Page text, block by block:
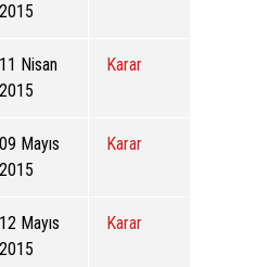
2015
11 Nisan
2015
Karar
09 Mayıs
2015
Karar
12 Mayıs
2015
Karar